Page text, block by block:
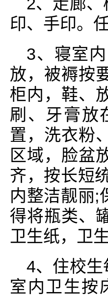
印、手印。
3、寝室
放，被褥按
柜内，鞋、
刷、牙膏放
置，洗衣粉
区域，脸盆
齐，按长短
内整洁靓丽;
得将瓶类、
卫生纸，卫
4、住校
室内卫生按